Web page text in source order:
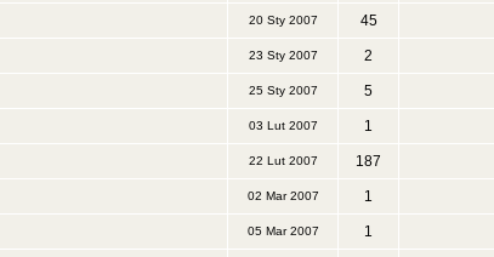
20 Sty 2007 45
23 Sty 2007 2
25 Sty 2007 5
03 Lut 2007 1
22 Lut 2007 187
02 Mar 2007 1
05 Mar 2007 1